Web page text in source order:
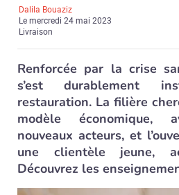
Dalila Bouaziz
Lemercredi 24 mai 2023
Livraison
Renforcée par la crise
s’est durablement
restauration. La filière
modèle économique,
nouveaux acteurs, et
une clientèle jeune,
Découvrez les